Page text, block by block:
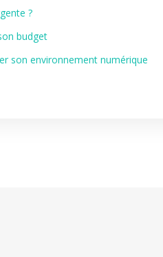
?
budget
son environnement numérique